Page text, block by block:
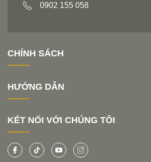
0902 155 058
CHÍNH SÁCH
HƯỚNG DẪN
KẾT NỐI VỚI CHÚNG TÔI